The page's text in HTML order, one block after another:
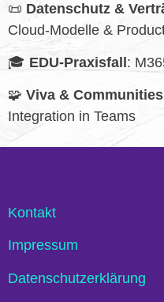
📜 Datenschutz &
Cloud‑Modelle &
🎓 EDU‑Praxisfall :
🧩 Viva & Communities
Integration in Teams
Kontakt
Impressum
Datenschutzerklärung